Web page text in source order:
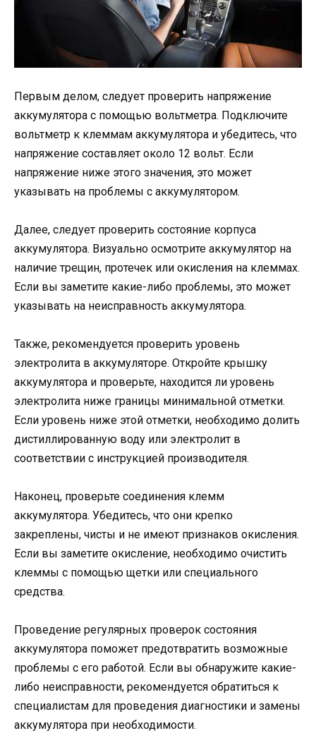
Первым делом, следует проверить напряжение
аккумулятора с помощью вольтметра. Подключите
вольтметр к клеммам аккумулятора и убедитесь, что
напряжение составляет около 12 вольт. Если
напряжение ниже этого значения, это может
указывать на проблемы с аккумулятором.
Далее, следует проверить состояние корпуса
аккумулятора. Визуально осмотрите аккумулятор на
наличие трещин, протечек или окисления на клеммах.
Если вы заметите какие-либо проблемы, это может
указывать на неисправность аккумулятора.
Также, рекомендуется проверить уровень
электролита в аккумуляторе. Откройте крышку
аккумулятора и проверьте, находится ли уровень
электролита ниже границы минимальной отметки.
Если уровень ниже этой отметки, необходимо долить
дистиллированную воду или электролит в
соответствии с инструкцией производителя.
Наконец, проверьте соединения клемм
аккумулятора. Убедитесь, что они крепко
закреплены, чисты и не имеют признаков окисления.
Если вы заметите окисление, необходимо очистить
клеммы с помощью щетки или специального
средства.
Проведение регулярных проверок состояния
аккумулятора поможет предотвратить возможные
проблемы с его работой. Если вы обнаружите какие-
либо неисправности, рекомендуется обратиться к
специалистам для проведения диагностики и замены
аккумулятора при необходимости.